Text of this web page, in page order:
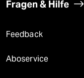
Fragen & Hilfe
Feedback
Aboservice